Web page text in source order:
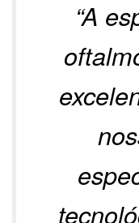
“A